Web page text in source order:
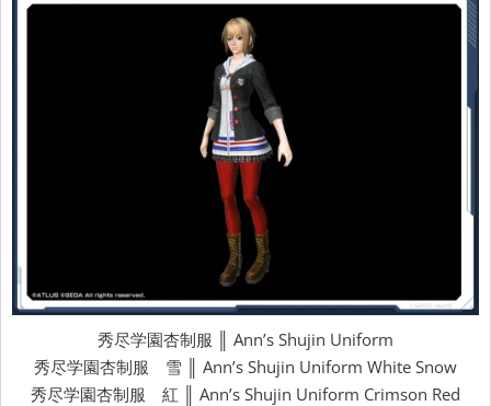
秀尽学園杏制服 ║ Ann’s Shujin Uniform
秀尽学園杏制服 雪 ║ Ann’s Shujin Uniform White Snow
秀尽学園杏制服 紅 ║ Ann’s Shujin Uniform Crimson Red